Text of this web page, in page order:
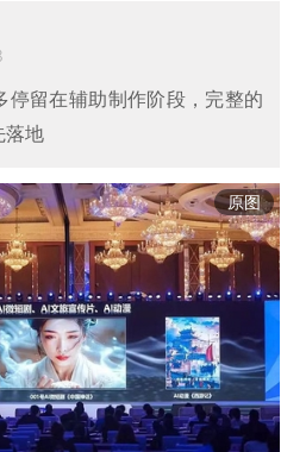
停留在辅助制作阶段，完整的
落地
原图